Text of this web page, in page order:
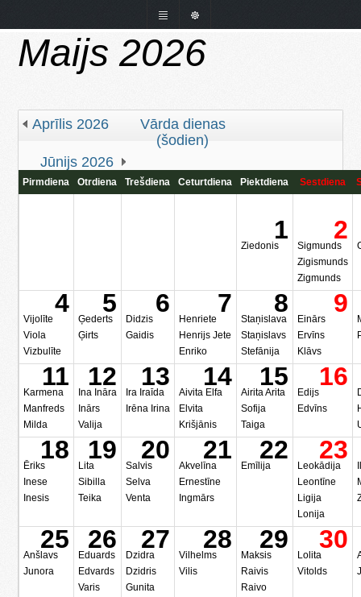
Maijs 2026
Aprīlis 2026
Vārda dienas
(šodien)
Jūnijs 2026
Pirmdiena Otrdiena Trešdiena Ceturtdiena Piektdiena Sestdiena
1
Ziedonis
2
Sigmunds
Zigismunds
Zigmunds
4
Vijolīte
Viola
Vizbulīte
5
Ģederts
Ģirts
6
Didzis
Gaidis
7
Henriete
Henrijs Jete
Enriko
8
Staņislava
Staņislavs
Stefānija
9
Einārs
Ervīns
Klāvs
11
Karmena
Manfreds
Milda
12
Ina Ināra
Inārs
Valija
13
Ira Iraīda
Irēna Irina
14
Aivita Elfa
Elvita
Krišjānis
15
Airita Arita
Sofija
Taiga
16
Edijs
Edvīns
18
Ēriks
Inese
Inesis
19
Lita
Sibilla
Teika
20
Salvis
Selva
Venta
21
Akvelīna
Ernestīne
Ingmārs
22
Emīlija
23
Leokādija
Leontīne
Ligija
Lonija
25
Anšlavs
Junora
26
Eduards
Edvards
Varis
27
Dzidra
Dzidris
Gunita
28
Vilhelms
Vilis
29
Maksis
Raivis
Raivo
30
Lolita
Vitolds